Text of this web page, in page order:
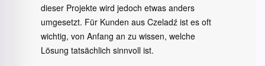
dieser Projekte wird jedoch etwas anders
umgesetzt. Für Kunden aus Czeladź ist es oft
wichtig, von Anfang an zu wissen, welche
Lösung tatsächlich sinnvoll ist.